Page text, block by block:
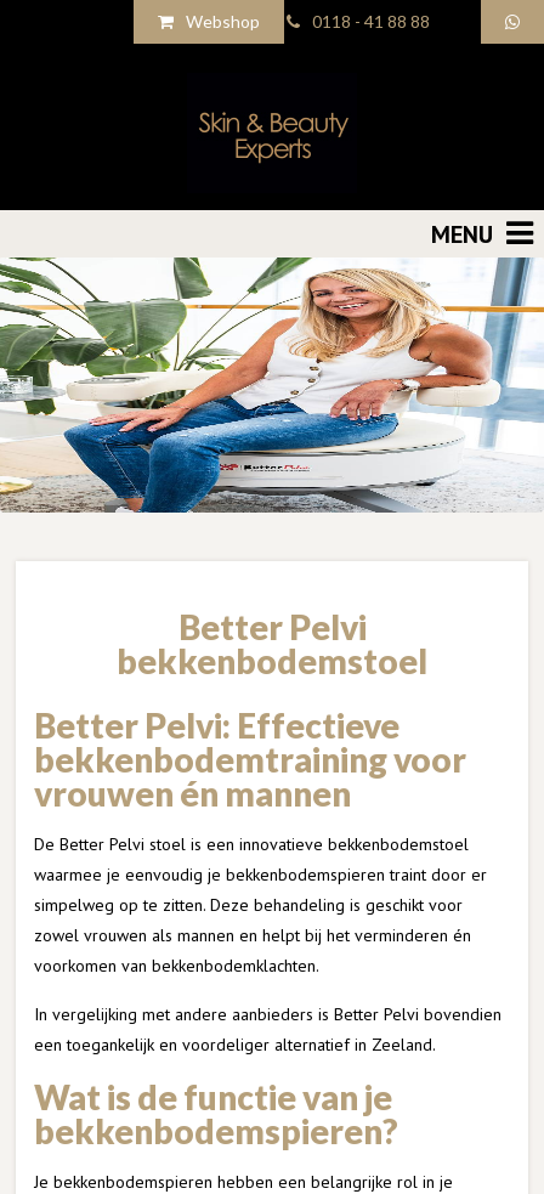
Webshop 0118 - 41 88 88
MENU
Better Pelvi
bekkenbodemstoel
Better Pelvi: Effectieve
bekkenbodemtraining voor
vrouwen én mannen
De Better Pelvi stoel is een innovatieve bekkenbodemstoel
waarmee je eenvoudig je bekkenbodemspieren traint door er
simpelweg op te zitten. Deze behandeling is geschikt voor
zowel vrouwen als mannen en helpt bij het verminderen én
voorkomen van bekkenbodemklachten.
In vergelijking met andere aanbieders is Better Pelvi bovendien
een toegankelijk en voordeliger alternatief in Zeeland.
Wat is de functie van je
bekkenbodemspieren?
Je bekkenbodemspieren hebben een belangrijke rol in je